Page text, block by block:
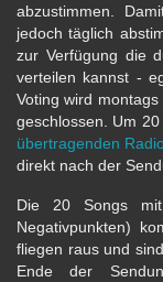
abzustimmen.
jedoch täglich
zur Verfügung die
verteilen kannst -
Voting wird
geschlossen. Um
übertragenden
direkt nach der
Die 20 Songs
Negativpunkten)
fliegen raus und
Ende der